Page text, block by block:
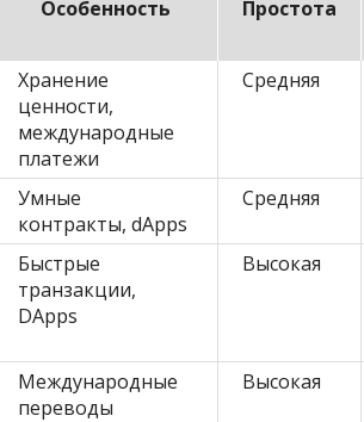
Особенность Простота
Хранение
ценности,
международные
платежи
Средняя
Умные
контракты, dApps
Средняя
Быстрые
транзакции,
DApps
Высокая
Международные
переводы
Высокая